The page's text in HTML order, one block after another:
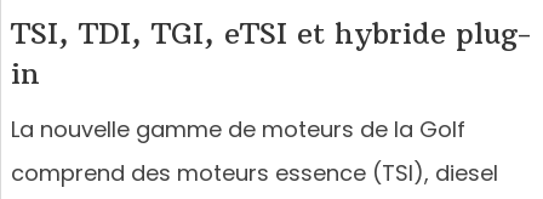
TSI, TDI, TGI, eTSI et hybride plug-
in
La nouvelle gamme de moteurs de la Golf
comprend des moteurs essence (TSI), diesel